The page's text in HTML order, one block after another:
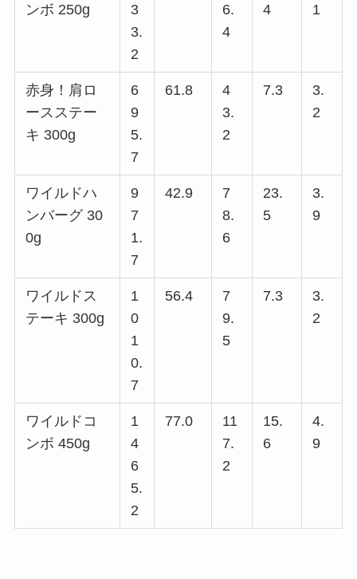
ンボ 250g
3
3.
2
6.
4
4
1
赤身！肩ロ
ースステー
キ 300g
6
9
5.
7
61.8
4
3.
2
7.3
3.
2
ワイルドハ
ンバーグ 30
0g
9
7
1.
7
42.9
7
8.
6
23.
5
3.
9
ワイルドス
テーキ 300g
1
0
1
0.
7
56.4
7
9.
5
7.3
3.
2
ワイルドコ
ンボ 450g
1
4
6
5.
2
77.0
11
7.
2
15.
6
4.
9